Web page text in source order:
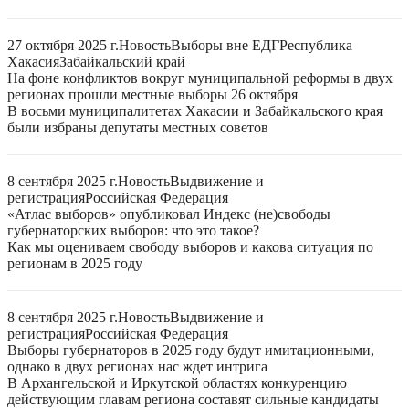
27 октября 2025 г.НовостьВыборы вне ЕДГРеспублика
ХакасияЗабайкальский край
На фоне конфликтов вокруг муниципальной реформы в двух
регионах прошли местные выборы 26 октября
В восьми муниципалитетах Хакасии и Забайкальского края
были избраны депутаты местных советов
8 сентября 2025 г.НовостьВыдвижение и
регистрацияРоссийская Федерация
«Атлас выборов» опубликовал Индекс (не)свободы
губернаторских выборов: что это такое?
Как мы оцениваем свободу выборов и какова ситуация по
регионам в 2025 году
8 сентября 2025 г.НовостьВыдвижение и
регистрацияРоссийская Федерация
Выборы губернаторов в 2025 году будут имитационными,
однако в двух регионах нас ждет интрига
В Архангельской и Иркутской областях конкуренцию
действующим главам региона составят сильные кандидаты